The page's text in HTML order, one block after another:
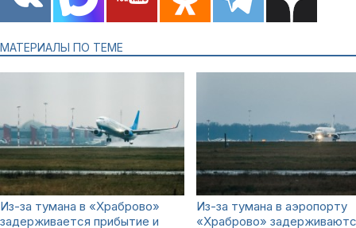
МАТЕРИАЛЫ ПО ТЕМЕ
Из-за тумана в «Храброво»
задерживается прибытие и
Из-за тумана в аэропорту
«Храброво»